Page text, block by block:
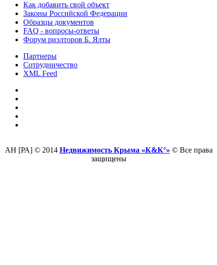
Как добавить свой объект
Законы Российской Федерации
Образцы документов
FAQ - вопросы-ответы
Форум риэлторов Б. Ялты
Партнеры
Сотрудничество
XML Feed
АН [РА] © 2014 Недвижимость Крыма «К&К°» © Все права
защищены